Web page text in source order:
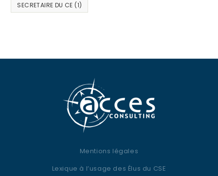
SECRETAIRE DU CE (1)
Mentions légales
Lexique à l’usage des Élus du CSE